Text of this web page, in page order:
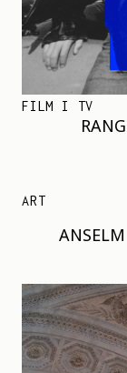
FILM I TV
ART